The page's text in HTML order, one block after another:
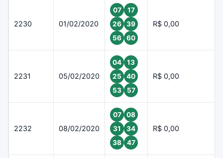
2230 01/02/2020
07
17
26
39
56
60
R$ 0,00
2231 05/02/2020
04
13
25
40
53
57
R$ 0,00
2232 08/02/2020
07
08
31
34
38
47
R$ 0,00